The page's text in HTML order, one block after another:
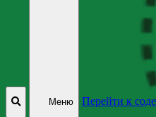
Меню Перейти к